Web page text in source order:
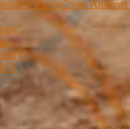
Places” von
02